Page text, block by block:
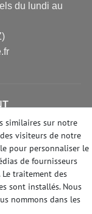
du lundi au
similaires sur notre
visiteurs de notre
pour personnaliser le
de fournisseurs
traitement des
sont installés. Nous
nommons dans les